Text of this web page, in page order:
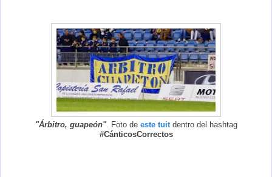
"Árbitro, guapeón". Foto de este tuitdentro del hashtag
#CánticosCorrectos